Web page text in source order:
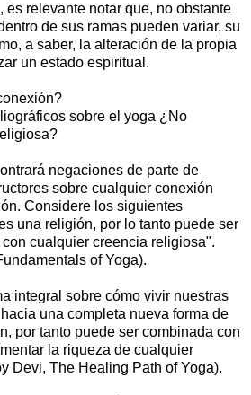
es relevante notar que, no obstante
de sus ramas pueden variar, su
a saber, la alteración de la propia
un estado espiritual.
sobre el yoga ¿No
negaciones de parte de
sobre cualquier conexión
Considere los siguientes
una religión, por lo tanto puede ser
cualquier creencia religiosa".
of Yoga).
integral sobre cómo vivir nuestras
una completa nueva forma de
por tanto puede ser combinada con
la riqueza de cualquier
Devi, The Healing Path of Yoga).